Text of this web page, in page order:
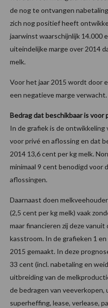
de nog te ontvangen
zich nog positief heeft
jaarwinst waarschijnlijk 14.000
uiteindelijke marge over 2014
melk.
Voor het jaar 2015 wordt door
een negatieve marge verwacht.
Bedrag dat beschikbaar is
In de grafiek is de ontwikkeling
voor privé en aflossing en dat
2014 13,6 cent per kg melk.
minimaal 9 cent benodigd
aflossingen.
Daarnaast doen
(2,5 cent per kg melk) vaak
maar financieren zij deze
kasstroom. In de grafieken 1
2015 gemaakt. In deze
33 cent (incl. nabetaling en
uitbreiding van de
de bedragen van
superheffing, lease, verlease,